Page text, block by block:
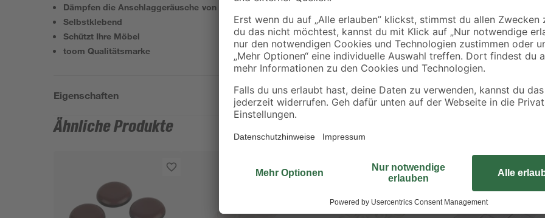
Dämpfen die Anschlaggeräusche von Schubladen
Selbstklebend
Schützt Ihre Möbel
toom Qualitätsmarke
Klappe zu, Affe nicht tot. Mit
Kanten mit einem effektiven
abgefedert und hinterlassen
reduzieren die selbstklebenden
weiter erhöht.
Eigenschaften
Ähnliche Produkte